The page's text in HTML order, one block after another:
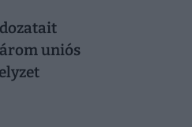
uniós